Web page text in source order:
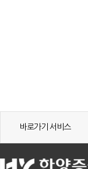
바로가기 서비스